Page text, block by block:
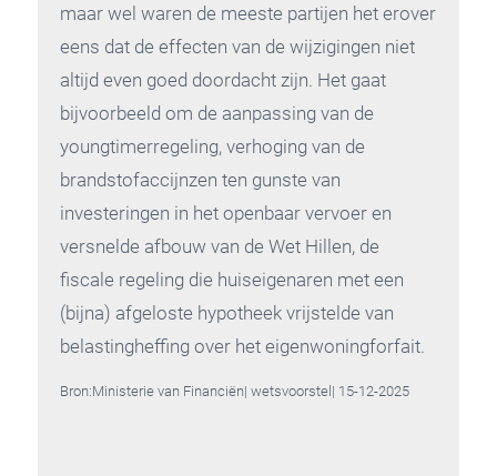
maar wel waren de meeste partijen het erover
eens dat de effecten van de wijzigingen niet
altijd even goed doordacht zijn. Het gaat
bijvoorbeeld om de aanpassing van de
youngtimerregeling, verhoging van de
brandstofaccijnzen ten gunste van
investeringen in het openbaar vervoer en
versnelde afbouw van de Wet Hillen, de
fiscale regeling die huiseigenaren met een
(bijna) afgeloste hypotheek vrijstelde van
belastingheffing over het eigenwoningforfait.
Bron:Ministerie van Financiën| wetsvoorstel| 15-12-2025